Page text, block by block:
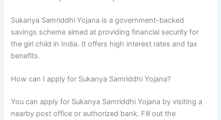
Sukanya Samriddhi Yojana is a government-backed
savings scheme aimed at providing financial security for
the girl child in India. It offers high interest rates and tax
benefits.
How can I apply for Sukanya Samriddhi Yojana?
You can apply for Sukanya Samriddhi Yojana by visiting a
nearby post office or authorized bank. Fill out the